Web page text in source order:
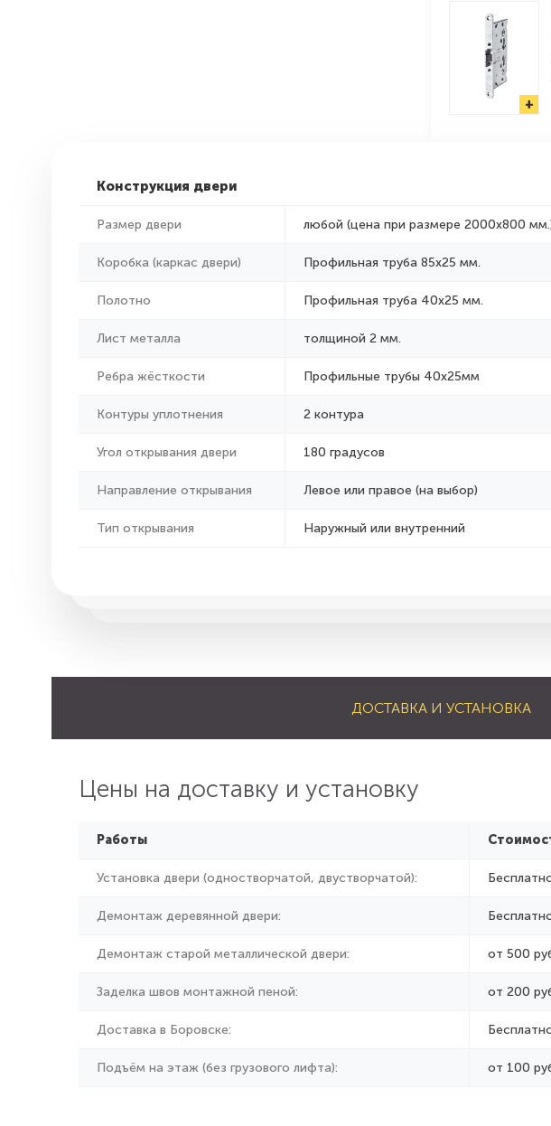
+
Конструкция двери
Размер двери любой (цена при размере 2000x800
Коробка (каркас двери) Профильная труба 85х25 мм.
Полотно Профильная труба 40х25 мм.
Лист металла толщиной 2 мм.
Ребра жёсткости Профильные трубы 40х25мм
Контуры уплотнения 2 контура
Угол открывания двери 180 градусов
Направление открывания Левое или правое (на выбор)
Тип открывания Наружный или внутренний
ДОСТАВКА И УСТАНОВКА
Цены на доставку и установку
Работы
Установка двери (одностворчатой, двустворчатой):
Демонтаж деревянной двери:
Демонтаж старой металлической двери: от 500
Заделка швов монтажной пеной: от 200
Доставка в Боровске:
Подъём на этаж (без грузового лифта): от 100